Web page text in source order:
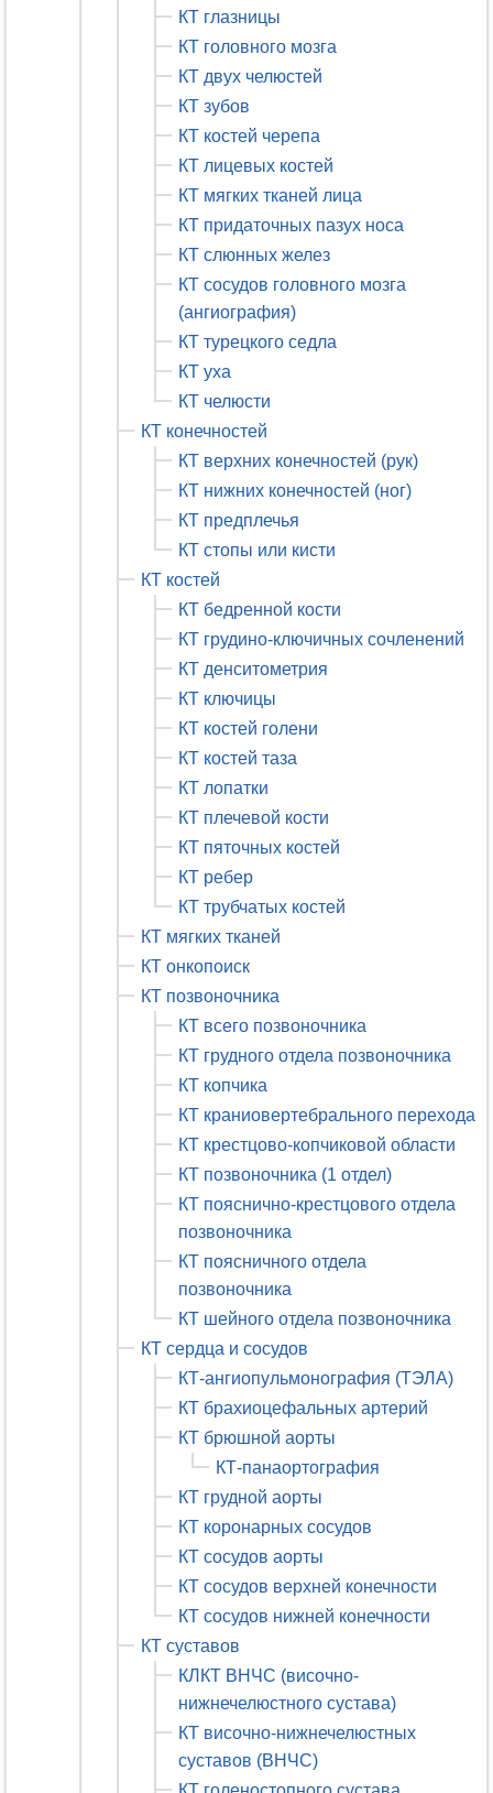
КТ глазницы
КТ головного мозга
КТ двух челюстей
КТ зубов
КТ костей черепа
КТ лицевых костей
КТ мягких тканей лица
КТ придаточных пазух носа
КТ слюнных желез
КТ сосудов головного мозга
(ангиография)
КТ турецкого седла
КТ уха
КТ челюсти
КТ конечностей
КТ верхних конечностей (рук)
КТ нижних конечностей (ног)
КТ предплечья
КТ стопы или кисти
КТ костей
КТ бедренной кости
КТ грудино-ключичных сочленений
КТ денситометрия
КТ ключицы
КТ костей голени
КТ костей таза
КТ лопатки
КТ плечевой кости
КТ пяточных костей
КТ ребер
КТ трубчатых костей
КТ мягких тканей
КТ онкопоиск
КТ позвоночника
КТ всего позвоночника
КТ грудного отдела позвоночника
КТ копчика
КТ краниовертебрального перехода
КТ крестцово-копчиковой области
КТ позвоночника (1 отдел)
КТ пояснично-крестцового отдела
позвоночника
КТ поясничного отдела
позвоночника
КТ шейного отдела позвоночника
КТ сердца и сосудов
КТ-ангиопульмонография (ТЭЛА)
КТ брахиоцефальных артерий
КТ брюшной аорты
КТ-панаортография
КТ грудной аорты
КТ коронарных сосудов
КТ сосудов аорты
КТ сосудов верхней конечности
КТ сосудов нижней конечности
КТ суставов
КЛКТ ВНЧС (височно-
нижнечелюстного сустава)
КТ височно-нижнечелюстных
суставов (ВНЧС)